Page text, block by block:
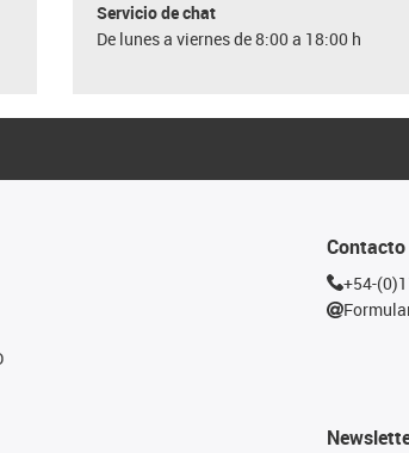
Servicio de chat
De lunes a viernes de 8:00 a 18:00 h
Contacto
+54-